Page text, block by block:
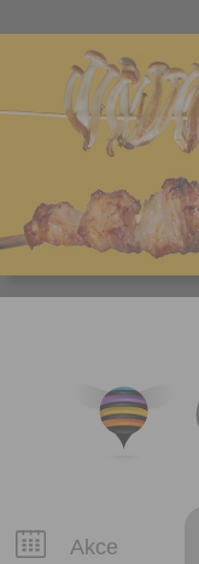
CityBee
Akce